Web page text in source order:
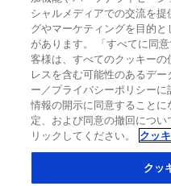
駆体N端フラグ
ProBNP）のモ
Related Links
韓国の臨床症例：心筋症に
シャルメディアでの交流を
グやマーケティングを目的
があります。 「すべてに同
客様は、すべてのクッキー
レスを含む可能性のあるデ
ー／プライバシーポリシー
情報の開示に同意すること
定、および同意の撤回につ
リックしてください。
クッ
クッ